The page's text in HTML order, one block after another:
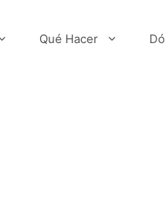
Qué Hacer